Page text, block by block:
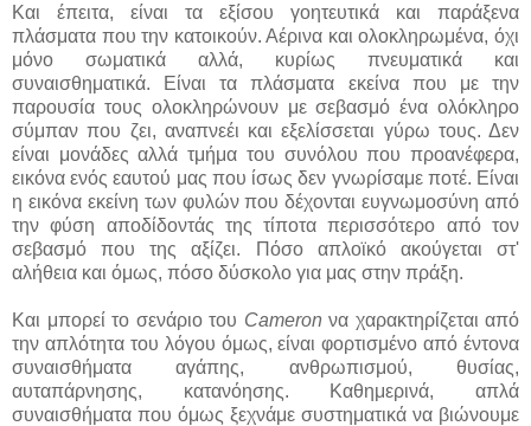
Και έπειτα, είναι τα εξίσου γοητευτικά και παράξενα
πλάσματα που την κατοικούν. Αέρινα και ολοκληρωμένα, όχι
μόνο σωματικά αλλά, κυρίως πνευματικά και
συναισθηματικά. Είναι τα πλάσματα εκείνα που με την
παρουσία τους ολοκληρώνουν με σεβασμό ένα ολόκληρο
σύμπαν που ζει, αναπνεέι και εξελίσσεται γύρω τους. Δεν
είναι μονάδες αλλά τμήμα του συνόλου που προανέφερα,
εικόνα ενός εαυτού μας που ίσως δεν γνωρίσαμε ποτέ. Είναι
η εικόνα εκείνη των φυλών που δέχονται ευγνωμοσύνη από
την φύση αποδίδοντάς της τίποτα περισσότερο από τον
σεβασμό που της αξίζει. Πόσο απλοϊκό ακούγεται στ'
αλήθεια και όμως, πόσο δύσκολο για μας στην πράξη.
Και μπορεί το σενάριο του Cameron να χαρακτηρίζεται από
την απλότητα του λόγου όμως, είναι φορτισμένο από έντονα
συναισθήματα αγάπης, ανθρωπισμού, θυσίας,
αυταπάρνησης, κατανόησης. Καθημερινά, απλά
συναισθήματα που όμως ξεχνάμε συστηματικά να βιώνουμε